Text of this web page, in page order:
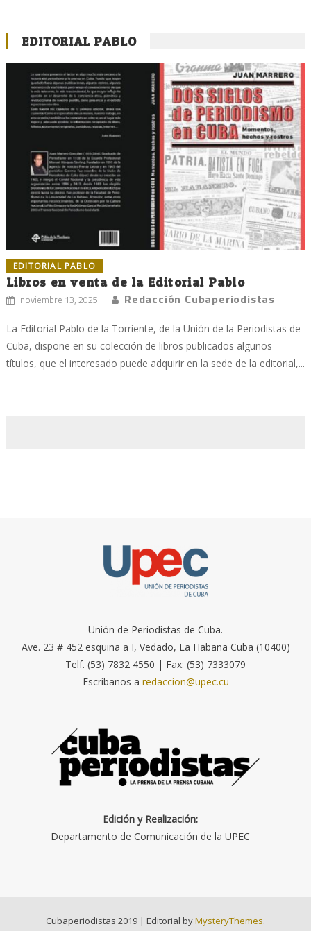
EDITORIAL PABLO
EDITORIAL PABLO
Libros en venta de la Editorial Pablo
noviembre 13, 2025 Redacción Cubaperiodistas
La Editorial Pablo de la Torriente, de la Unión de la Periodistas de
Cuba, dispone en su colección de libros publicados algunos
títulos, que el interesado puede adquirir en la sede de la editorial,...
Unión de Periodistas de Cuba.
Ave. 23 # 452 esquina a I, Vedado, La Habana Cuba (10400)
Telf. (53) 7832 4550 | Fax: (53) 7333079
Escríbanos a redaccion@upec.cu
Edición y Realización:
Departamento de Comunicación de la UPEC
Cubaperiodistas 2019 | Editorial byMysteryThemes.